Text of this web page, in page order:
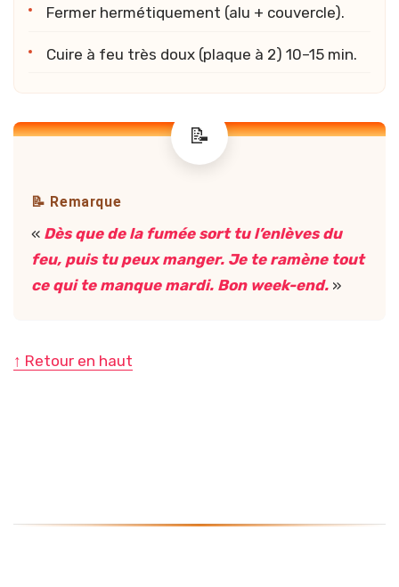
Fermer hermétiquement (alu + couvercle).
Cuire à feu très doux (plaque à 2) 10–15 min.
📝 Remarque
« Dès que de la fumée sort tu l’enlèves du
feu, puis tu peux manger. Je te ramène tout
ce qui te manque mardi. Bon week-end. »
↑ Retour en haut